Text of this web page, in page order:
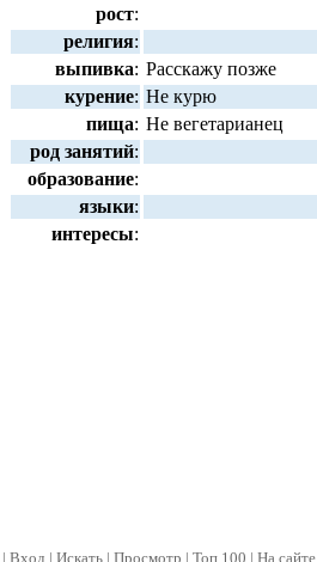
рост:
религия:
выпивка: Расскажу позже
курение: Не курю
пища: Не вегетарианец
род занятий:
образование:
языки:
интересы:
| Вход | Искать | Просмотр | Топ 100 | На сайте